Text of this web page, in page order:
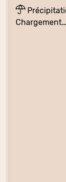
Chargement…